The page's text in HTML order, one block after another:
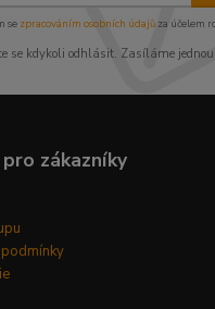
se zpracováním osobních údajůza účelem
se kdykoli odhlásit. Zasíláme
zákazníky